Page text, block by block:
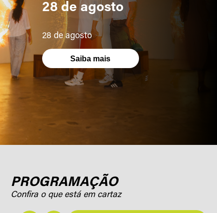
28 de agosto
28 de agosto
Saiba mais
PROGRAMAÇÃO
Confira o que está em cartaz